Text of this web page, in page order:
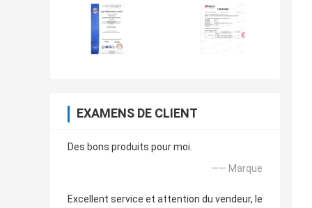
EXAMENS DE CLIENT
Des bons produits pour moi.
—— Marque
Excellent service et attention du vendeur, le